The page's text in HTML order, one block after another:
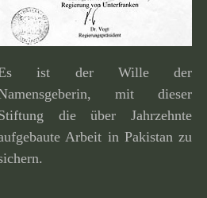
ist der Wille der
mit dieser
die über Jahrzehnte
Arbeit in Pakistan zu